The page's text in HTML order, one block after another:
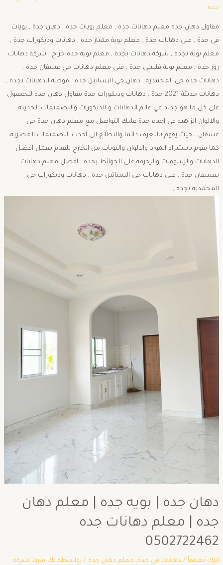
جده
مقاول دهان جده معلم دهانات جدة , معلم بويات جدة , دهان جدة , بويات
في جدة , فني دهانات جدة , معلم بوية ممتاز جدة , دهانات وديكورات جدة ,
معلم بويه بجده , شركة دهانات بجدة , معلم بوية جدة حراج , شركة دهانات
روز جدة , معلم بوية فلبيني جدة , فني معلم دهانات حي عسفان جدة ,
دهانات جدة حي المحمدية , دهان حي البساتين جدة , موضة الدهانات بجدة ,
دهانات حديثة 2021 جدة , دهانات وديكورات جدة مقاول دهان جده للحصول
على كل ما هو جديد في عالم الدهانات و الديكورات والتصميمات الحديثه
والالوان الزاهيه في احياء جدة عليك التواصل مع معلم دهان جدة حي
عسفان ، حيث يقوم بالتعرف دائما والتطلع الى احدث التصميمات العصريه،
كما يقوم باستيراد المواد والالوان والبويات من الخارج للقيام بعمل افضل
الدهانات والرسومات والزخرفه على الحوائط بجدة , افضل معلم دهانات
بعسفان جدة , فني دهانات حي البساتين جدة , دهانات وديكورات حي
المحمدية بجده ,
دهان جده | بويه جده | معلم دهان
جده | معلم دهانات جده
0502722462
اترك تعليقاً / دهانات في جدة, معلم دهان جده / بواسطة تك مارت شركة